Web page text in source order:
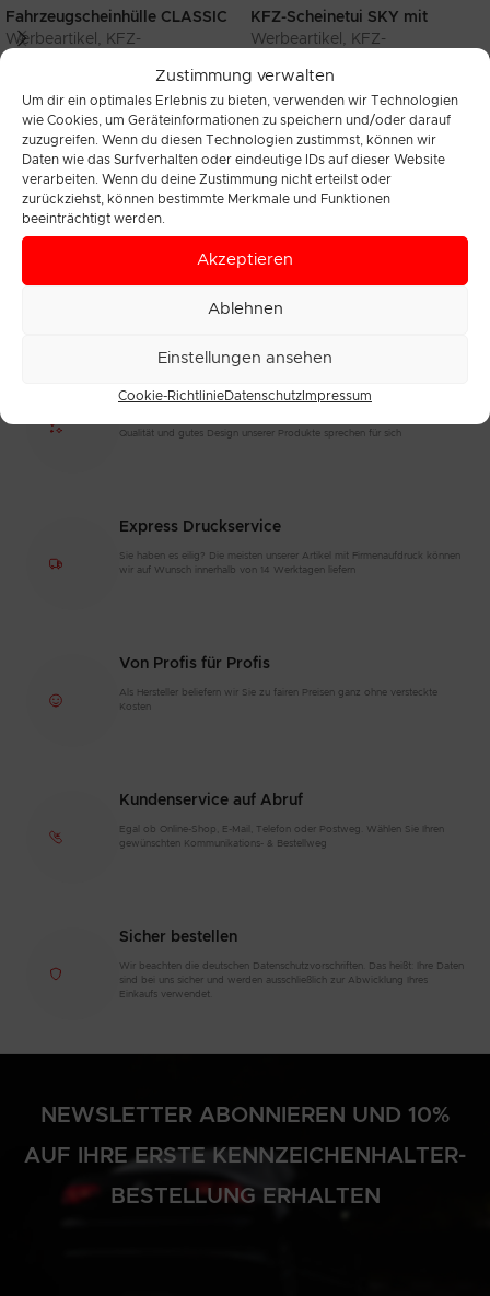
Zustimmung verwalten
Um dir ein optimales Erlebnis zu bieten, verwenden wir Technologien
wie Cookies, um Geräteinformationen zu speichern und/oder darauf
zuzugreifen. Wenn du diesen Technologien zustimmst, können wir
Daten wie das Surfverhalten oder eindeutige IDs auf dieser Website
verarbeiten. Wenn du deine Zustimmung nicht erteilst oder
zurückziehst, können bestimmte Merkmale und Funktionen
beeinträchtigt werden.
Akzeptieren
Ablehnen
Einstellungen ansehen
Cookie-RichtlinieDatenschutz Impressum
Fahrzeugscheinhülle CLASSIC
mit individuellem Logo, 2
Werbeartikel
KFZ-
zzgl. MwSt.
Zzgl. 19% MwSt.
zzgl.Versand
Lieferzeit: ca. 6 - 8 Wochen
Produktbeschreibung: Die KFZ-
Scheintasche CLASSIC ist die
ideale Lösung für eine schlichte,
funktionale und zugleich
personalisierbare Aufbewahrung
Ihrer Fahrzeugdokumente. Diese
KFZ-Scheinetui SKY mit
individuellem Logo, 2
Werbeartikel
KFZ-
Scheinhüllen/
0,74
Zzgl. 19% MwSt.
zzgl.Versand
Lieferzeit: ca. 6 - 8 Wochen
Produktbeschreibung: Das
Führerschein Stecketui aus klarer
für den sicheren und
übersichtlichen Transport von
Zum
Ausgezeichnete Qualität
Qualität und gutes Design unserer Produkte sprechen für sich
Express Druckservice
Sie haben es eilig? Die meisten unserer Artikel mit Firmenaufdruck können
wir auf Wunsch innerhalb von 14 Werktagen liefern
Von Profis für Profis
Als Hersteller beliefern wir Sie zu fairen Preisen ganz ohne versteckte
Kosten
Kundenservice auf Abruf
Egal ob Online-Shop, E-Mail, Telefon oder Postweg. Wählen Sie Ihren
gewünschten Kommunikations- & Bestellweg
Sicher bestellen
Wir beachten die deutschen Datenschutzvorschriften. Das heißt: Ihre Daten
sind bei uns sicher und werden ausschließlich zur Abwicklung Ihres
Einkaufs verwendet.
NEWSLETTER ABONNIEREN UND 10%
AUF IHRE ERSTE KENNZEICHENHALTER-
BESTELLUNG ERHALTEN